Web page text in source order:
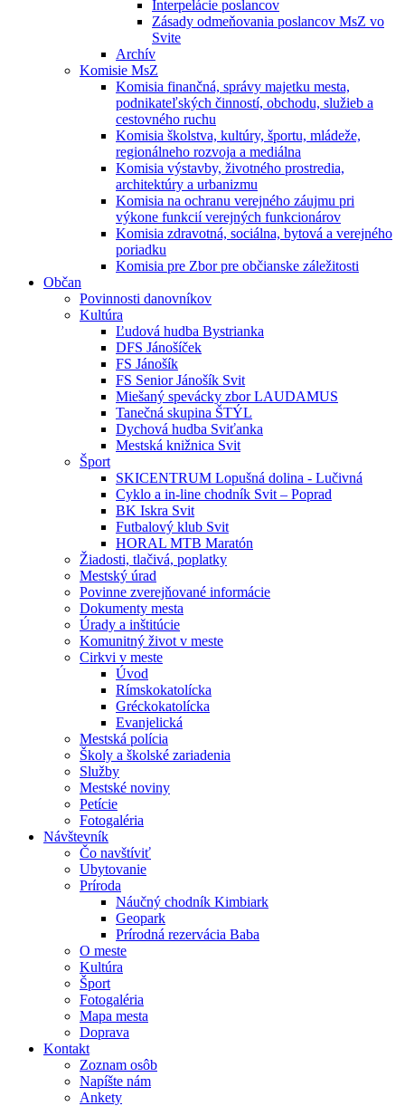
Interpelácie poslancov
Zásady odmeňovania poslancov MsZ vo
Svite
Archív
Komisie MsZ
Komisia finančná, správy majetku mesta,
podnikateľských činností, obchodu, služieb a
cestovného ruchu
Komisia školstva, kultúry, športu, mládeže,
regionálneho rozvoja a mediálna
Komisia výstavby, životného prostredia,
architektúry a urbanizmu
Komisia na ochranu verejného záujmu pri
výkone funkcií verejných funkcionárov
Komisia zdravotná, sociálna, bytová a verejného
poriadku
Komisia pre Zbor pre občianske záležitosti
Občan
Povinnosti danovníkov
Kultúra
Ľudová hudba Bystrianka
DFS Jánošíček
FS Jánošík
FS Senior Jánošík Svit
Miešaný spevácky zbor LAUDAMUS
Tanečná skupina ŠTÝL
Dychová hudba Sviťanka
Mestská knižnica Svit
Šport
SKICENTRUM Lopušná dolina - Lučivná
Cyklo a in-line chodník Svit – Poprad
BK Iskra Svit
Futbalový klub Svit
HORAL MTB Maratón
Žiadosti, tlačivá, poplatky
Mestský úrad
Povinne zverejňované informácie
Dokumenty mesta
Úrady a inštitúcie
Komunitný život v meste
Cirkvi v meste
Úvod
Rímskokatolícka
Gréckokatolícka
Evanjelická
Mestská polícia
Školy a školské zariadenia
Služby
Mestské noviny
Petície
Fotogaléria
Návštevník
Čo navštíviť
Ubytovanie
Príroda
Náučný chodník Kimbiark
Geopark
Prírodná rezervácia Baba
O meste
Kultúra
Šport
Fotogaléria
Mapa mesta
Doprava
Kontakt
Zoznam osôb
Napíšte nám
Ankety